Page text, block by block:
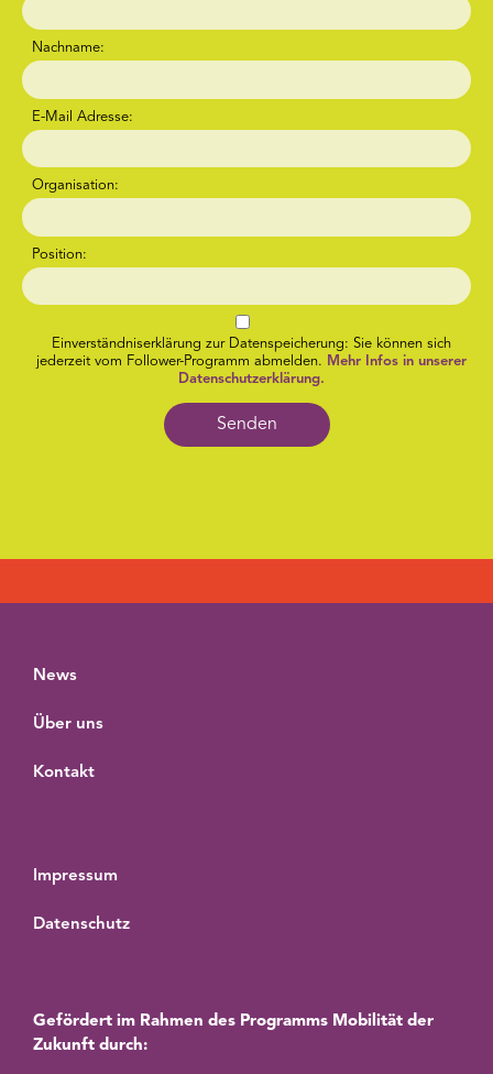
Nachname:
E-Mail Adresse:
Organisation:
Position:
Einverständniserklärung zur Datenspeicherung: Sie können sich
jederzeit vom Follower-Programm abmelden.
Mehr Infos in unserer
Datenschutzerklärung.
Senden
News
Über uns
Kontakt
Impressum
Datenschutz
Gefördert im Rahmen des Programms Mobilität der
Zukunft durch: